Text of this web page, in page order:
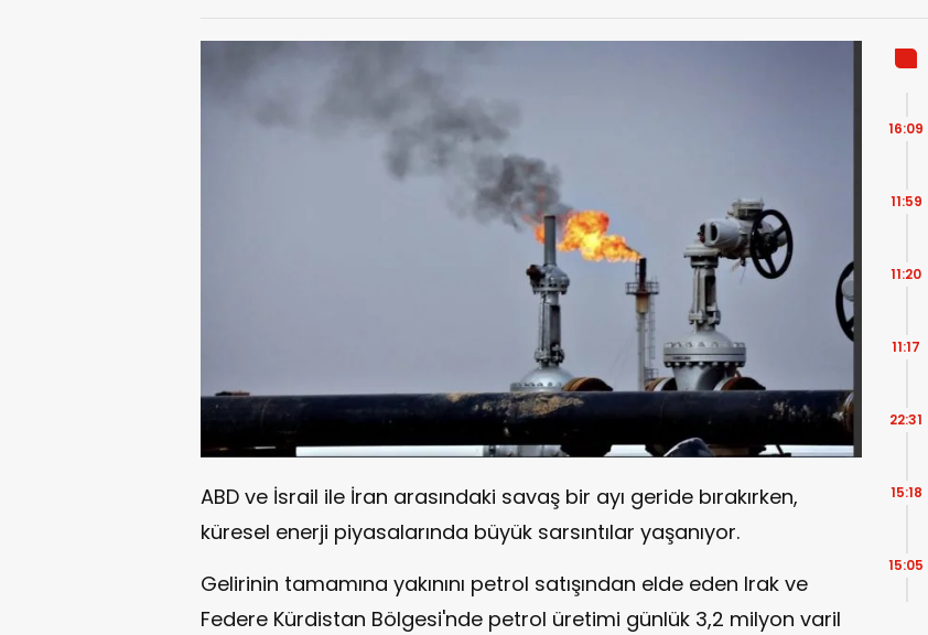
ABD ve İsrail ile İran arasındaki savaş bir ayı geride bırakırken,
küresel enerji piyasalarında büyük sarsıntılar yaşanıyor.
Gelirinin tamamına yakınını petrol satışından elde eden Irak ve
Federe Kürdistan Bölgesi'nde petrol üretimi günlük 3,2 milyon varil
16:09
11:59
11:20
11:17
22:31
15:18
15:05